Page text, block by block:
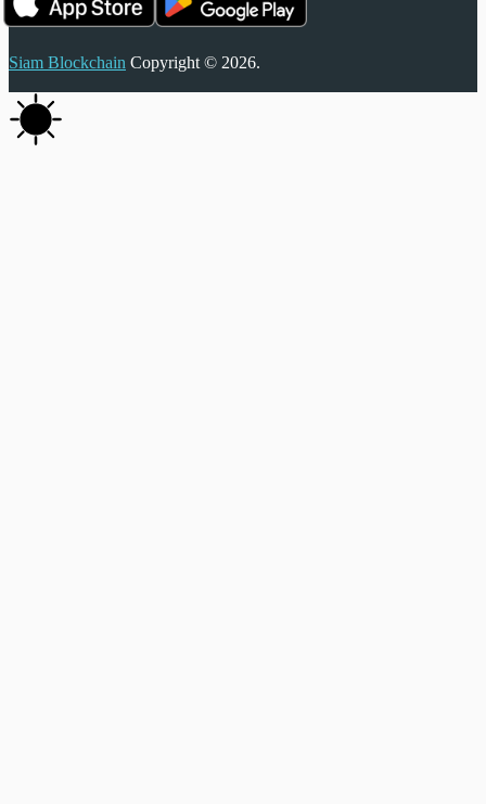
Siam Blockchain Copyright © 2026.